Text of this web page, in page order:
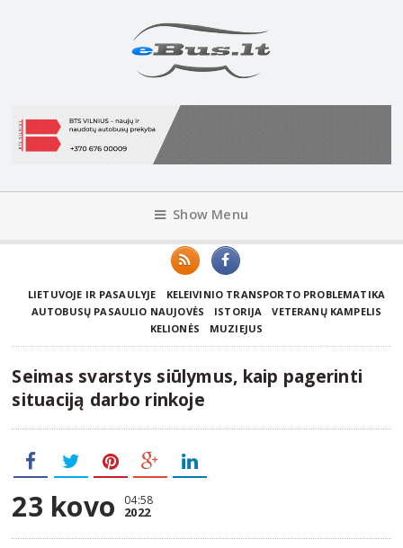
Show Menu
LIETUVOJE IR PASAULYJE
KELEIVINIO TRANSPORTO PROBLEMATIKA
AUTOBUSŲ PASAULIO NAUJOVĖS
ISTORIJA
VETERANŲ KAMPELIS
KELIONĖS
MUZIEJUS
Seimas svarstys siūlymus, kaip pagerinti
situaciją darbo rinkoje
23 kovo 04:58
2022